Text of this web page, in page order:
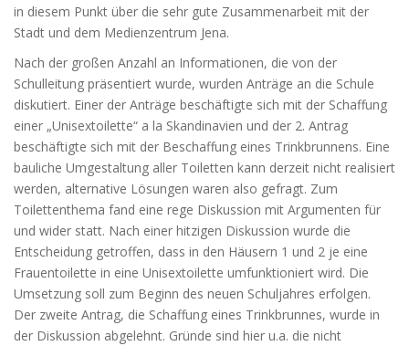
in diesem Punkt über die sehr gute Zusammenarbeit mit der
Stadt und dem Medienzentrum Jena.
Nach der großen Anzahl an Informationen, die von der
Schulleitung präsentiert wurde, wurden Anträge an die Schule
diskutiert. Einer der Anträge beschäftigte sich mit der Schaffung
einer „Unisextoilette“ a la Skandinavien und der 2. Antrag
beschäftigte sich mit der Beschaffung eines Trinkbrunnens. Eine
bauliche Umgestaltung aller Toiletten kann derzeit nicht realisiert
werden, alternative Lösungen waren also gefragt. Zum
Toilettenthema fand eine rege Diskussion mit Argumenten für
und wider statt. Nach einer hitzigen Diskussion wurde die
Entscheidung getroffen, dass in den Häusern 1 und 2 je eine
Frauentoilette in eine Unisextoilette umfunktioniert wird. Die
Umsetzung soll zum Beginn des neuen Schuljahres erfolgen.
Der zweite Antrag, die Schaffung eines Trinkbrunnes, wurde in
der Diskussion abgelehnt. Gründe sind hier u.a. die nicht